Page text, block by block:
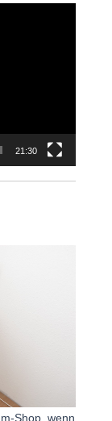
21:30
Shop, wenn